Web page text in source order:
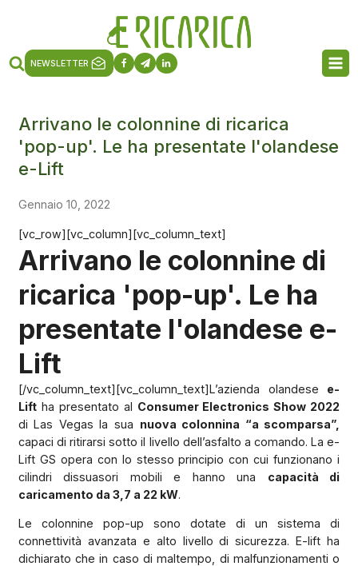
NEWSLETTER
Arrivano le colonnine di ricarica
'pop-up'. Le ha presentate l'olandese
e-Lift
Gennaio 10, 2022
[vc_row][vc_column][vc_column_text]
Arrivano le colonnine di
ricarica 'pop-up'. Le ha
presentate l'olandese e-
Lift
[/vc_column_text][vc_column_text]L’azienda olandese e-
Liftha presentato al Consumer Electronics Show 2022
di Las Vegas la sua nuova colonnina “a scomparsa”,
capaci di ritirarsi sotto il livello dell’asfalto a comando. La e-
Lift GS opera con lo stesso principio con cui funzionano i
cilindri dissuasori mobili e hanno una capacità di
caricamento da 3,7 a 22 kW.
Le colonnine pop-up sono dotate di un sistema di
connettività avanzata e alto livello di sicurezza. E-lift ha
dichiarato che in caso di maltempo, di malfunzionamenti o